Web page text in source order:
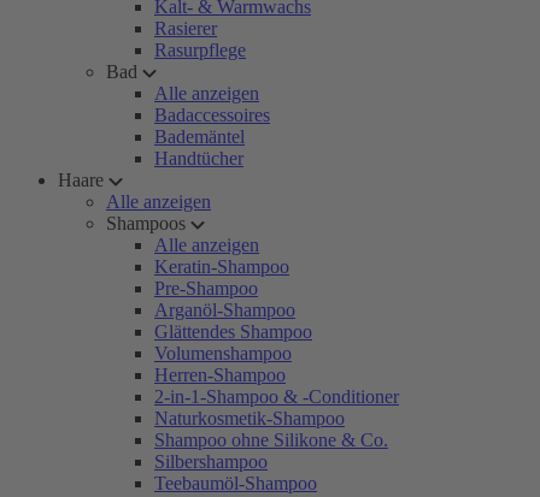
Kalt- & Warmwachs
Rasierer
Rasurpflege
Bad
Alle anzeigen
Badaccessoires
Bademäntel
Handtücher
Haare
Alle anzeigen
Shampoos
Alle anzeigen
Keratin-Shampoo
Pre-Shampoo
Arganöl-Shampoo
Glättendes Shampoo
Volumenshampoo
Herren-Shampoo
2-in-1-Shampoo & -Conditioner
Naturkosmetik-Shampoo
Shampoo ohne Silikone & Co.
Silbershampoo
Teebaumöl-Shampoo